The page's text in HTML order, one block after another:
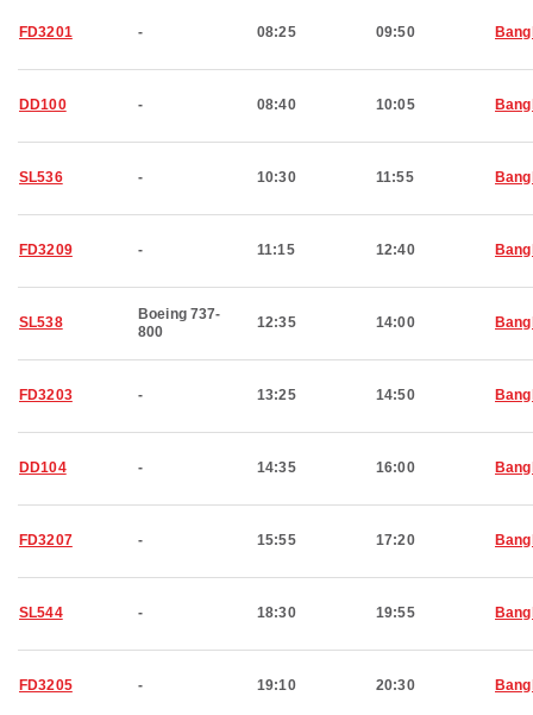
FD3201 - 08:25 09:50
DD100 - 08:40 10:05
SL536 - 10:30 11:55
FD3209 - 11:15 12:40
SL538
Boeing 737-
800
12:35 14:00
FD3203 - 13:25 14:50
DD104 - 14:35 16:00
FD3207 - 15:55 17:20
SL544 - 18:30 19:55
FD3205 - 19:10 20:30